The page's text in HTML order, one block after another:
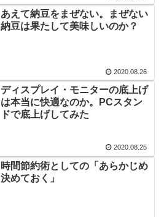
あえて納豆をまぜない。まぜない
納豆は果たして美味しいのか？
2020.08.26
ディスプレイ・モニターの底上げ
は本当に快適なのか。PCスタン
ドで底上げしてみた
2020.08.25
時間節約術としての「あらかじめ
決めておく」